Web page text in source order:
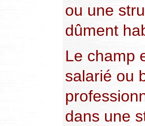
ou une
dûment
Le champ
salarié ou
dans une